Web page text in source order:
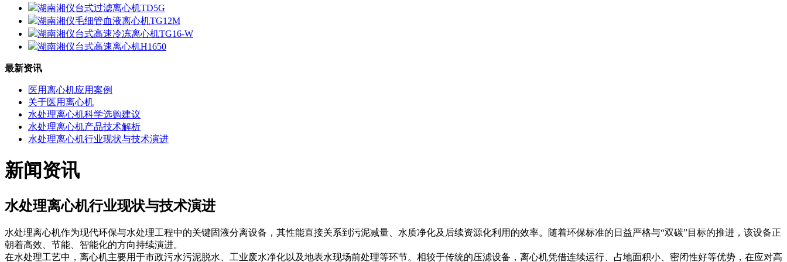
湖南湘仪台式过滤离心机TD5G
湖南湘仪毛细管血液离心机TG12M
湖南湘仪台式高速冷冻离心机TG16-W
湖南湘仪台式高速离心机H1650
最新资讯
医用离心机应用案例
关于医用离心机
水处理离心机科学选购建议
水处理离心机产品技术解析
水处理离心机行业现状与技术演进
新闻资讯
水处理离心机行业现状与技术演进
水处理离心机作为现代环保与水处理工程中的关键固液分离设备，其性能直接关系到污泥减量、水质净化及后续资源化利用的效率。随着环保标准的日益严格与“双碳”目标的推进，该设备正
朝着高效、节能、智能化的方向持续演进。
在水处理工艺中，离心机主要用于市政污水污泥脱水、工业废水净化以及地表水现场前处理等环节。相较于传统的压滤设备，离心机凭借连续运行、占地面积小、密闭性好等优势，在应对高